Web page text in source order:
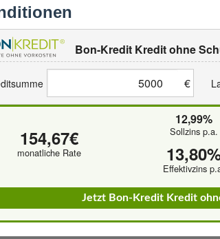
Bon-Kredit Kredit ohne
€
154,67€
monatliche Rate
12,99%
Sollzins p.a.
Effektivzins
Jetzt Bon-Kredit Kredit